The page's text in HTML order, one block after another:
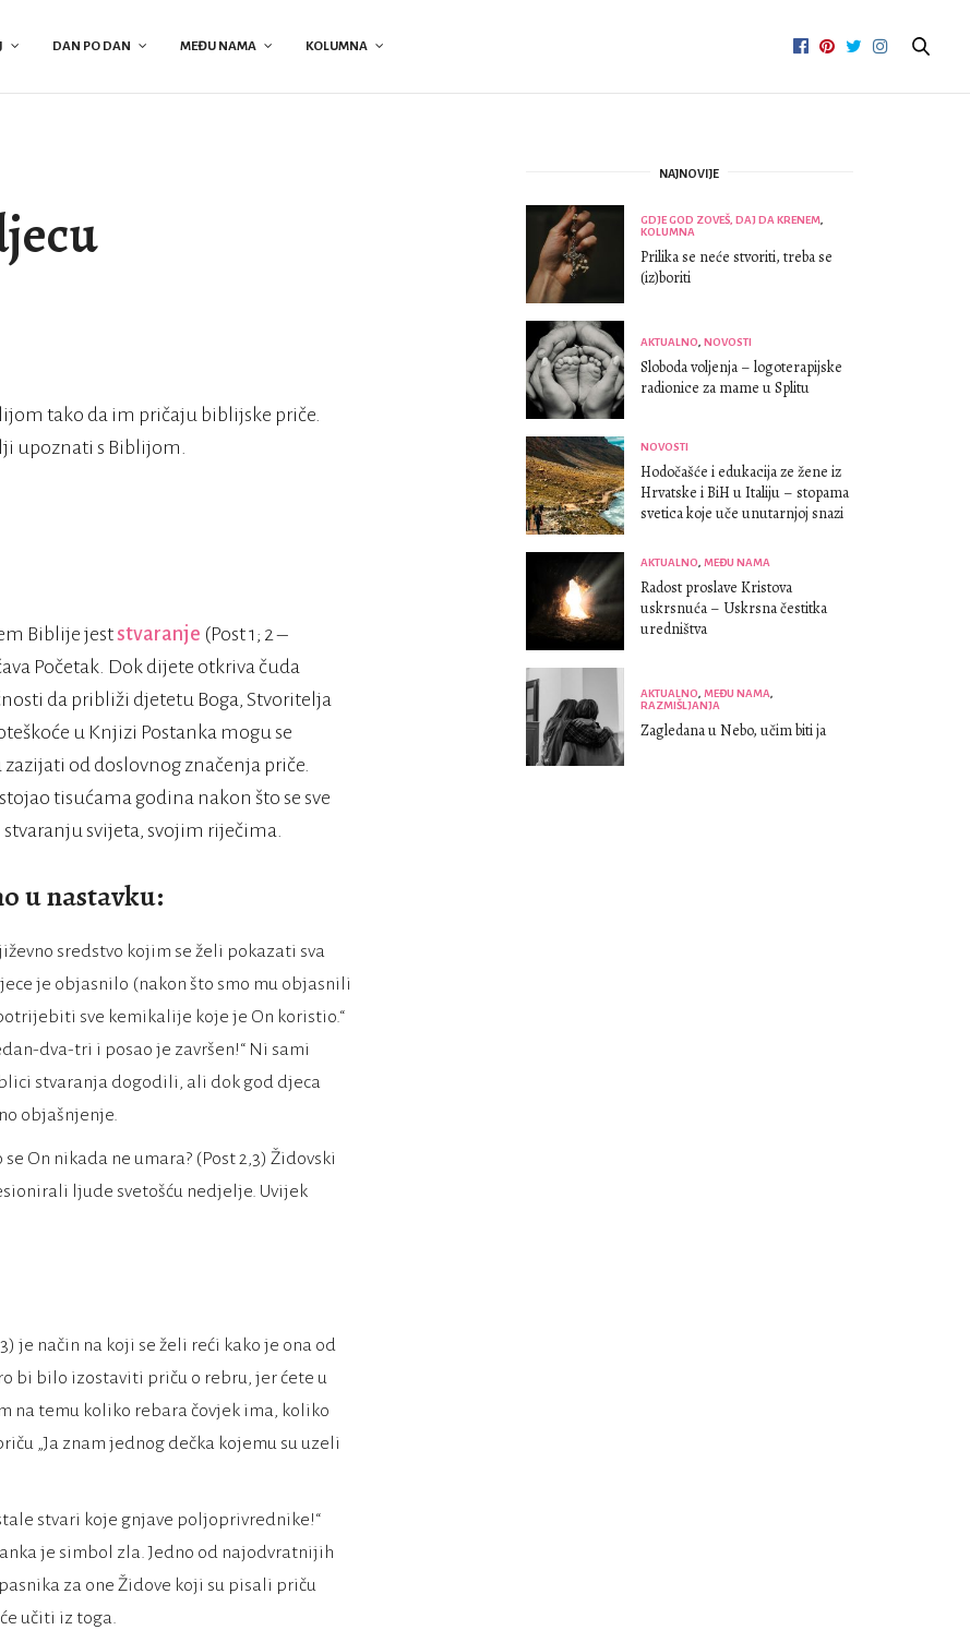
DAN PO DAN MEĐU NAMA KOLUMNA
tako da im pričaju biblijske priče.
upoznati s Biblijom.
Biblije jeststvaranje (Post 1; 2 –
Početak. Dok dijete otkriva čuda
da približi djetetu Boga, Stvoritelja
u Knjizi Postanka mogu se
od doslovnog značenja priče.
tisućama godina nakon što se sve
svijeta, svojim riječima.
u nastavku:
sredstvo kojim se želi pokazati sva
je objasnilo (nakon što smo mu objasnili
sve kemikalije koje je On koristio.“
dva-tri i posao je završen!“ Ni sami
stvaranja dogodili, ali dok god djeca
objašnjenje.
On nikada ne umara? (Post 2,3) Židovski
ljude svetošću nedjelje. Uvijek
je način na koji se želi reći kako je ona od
bi bilo izostaviti priču o rebru, jer ćete u
na temu koliko rebara čovjek ima, koliko
„Ja znam jednog dečka kojemu su uzeli
stvari koje gnjave poljoprivrednike!“
je simbol zla. Jedno od najodvratnijih
za one Židove koji su pisali priču
učiti iz toga.
NAJNOVIJE
GDJE GOD ZOVEŠ, DAJ DA KRENEM,
KOLUMNA
Prilika se neće stvoriti, treba se
(iz)boriti
AKTUALNO, NOVOSTI
Sloboda voljenja – logoterapijske
radionice za mame u Splitu
NOVOSTI
Hodočašće i edukacija ze žene iz
Hrvatske i BiH u Italiju – stopama
svetica koje uče unutarnjoj snazi
AKTUALNO, MEĐU NAMA
Radost proslave Kristova
uskrsnuća – Uskrsna čestitka
uredništva
AKTUALNO, MEĐU NAMA,
RAZMIŠLJANJA
Zagledana u Nebo, učim biti ja